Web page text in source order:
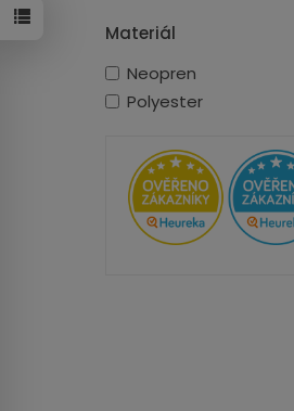
Materiál
Neopren
Polyester